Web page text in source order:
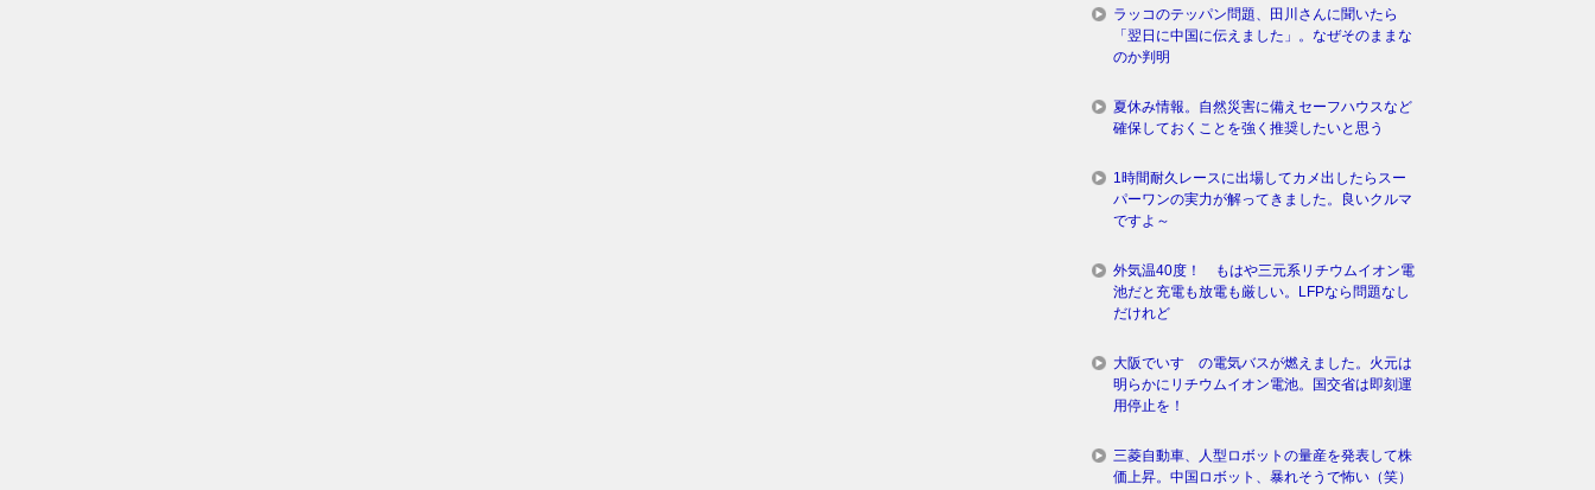
ラッコのテッパン問題、田川さんに聞いたら
「翌日に中国に伝えました」。なぜそのままな
のか判明
夏休み情報。自然災害に備えセーフハウスなど
確保しておくことを強く推奨したいと思う
1時間耐久レースに出場してカメ出したらスー
パーワンの実力が解ってきました。良いクルマ
ですよ～
外気温40度！ もはや三元系リチウムイオン電
池だと充電も放電も厳しい。LFPなら問題なし
だけれど
大阪でいすゞの電気バスが燃えました。火元は
明らかにリチウムイオン電池。国交省は即刻運
用停止を！
三菱自動車、人型ロボットの量産を発表して株
価上昇。中国ロボット、暴れそうで怖い（笑）